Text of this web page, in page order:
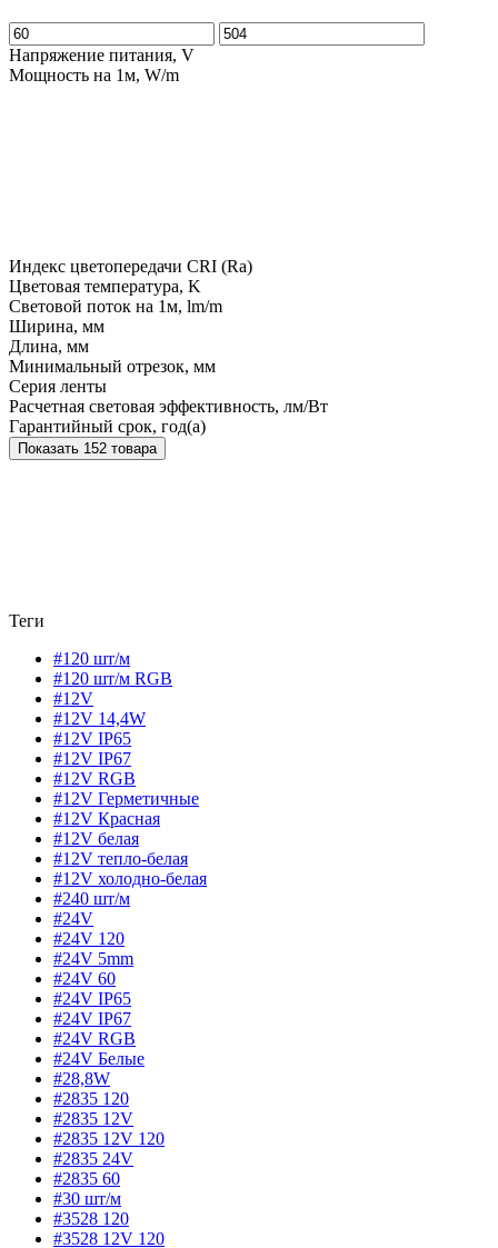
Напряжение питания, V
Мощность на 1м, W/m
Индекс цветопередачи CRI (Ra)
Цветовая температура, K
Световой поток на 1м, lm/m
Ширина, мм
Длина, мм
Минимальный отрезок, мм
Серия ленты
Расчетная световая эффективность, лм/Вт
Гарантийный срок, год(а)
Показать 152 товара
Теги
#120 шт/м
#120 шт/м RGB
#12V
#12V 14,4W
#12V IP65
#12V IP67
#12V RGB
#12V Герметичные
#12V Красная
#12V белая
#12V тепло-белая
#12V холодно-белая
#240 шт/м
#24V
#24V 120
#24V 5mm
#24V 60
#24V IP65
#24V IP67
#24V RGB
#24V Белые
#28,8W
#2835 120
#2835 12V
#2835 12V 120
#2835 24V
#2835 60
#30 шт/м
#3528 120
#3528 12V 120